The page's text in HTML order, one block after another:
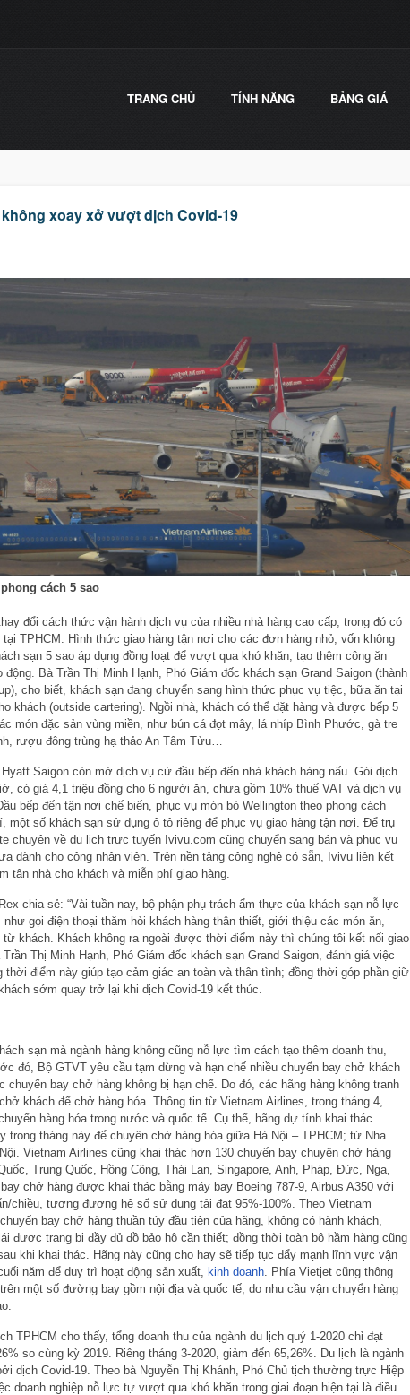
TRANG CHỦ TÍNH NĂNG BẢNG GIÁ
xoay xở vượt dịch Covid-19
cách 5 sao
đổi cách thức vận hành dịch vụ của nhiều nhà hàng cao cấp, trong đó có
tại TPHCM. Hình thức giao hàng tận nơi cho các đơn hàng nhỏ, vốn không
sạn 5 sao áp dụng đồng loạt để vượt qua khó khăn, tạo thêm công ăn
Bà Trần Thị Minh Hạnh, Phó Giám đốc khách sạn Grand Saigon (thành
cho biết, khách sạn đang chuyển sang hình thức phục vụ tiệc, bữa ăn tại
khách (outside cartering). Ngồi nhà, khách có thể đặt hàng và được bếp 5
món đặc sản vùng miền, như bún cá đọt mây, lá nhíp Bình Phước, gà tre
rượu đông trùng hạ thảo An Tâm Tửu…
Saigon còn mở dịch vụ cử đầu bếp đến nhà khách hàng nấu. Gói dịch
có giá 4,1 triệu đồng cho 6 người ăn, chưa gồm 10% thuế VAT và dịch vụ
bếp đến tận nơi chế biến, phục vụ món bò Wellington theo phong cách
một số khách sạn sử dụng ô tô riêng để phục vụ giao hàng tận nơi. Để trụ
chuyên về du lịch trực tuyến Ivivu.com cũng chuyển sang bán và phục vụ
dành cho công nhân viên. Trên nền tảng công nghệ có sẵn, Ivivu liên kết
tận nhà cho khách và miễn phí giao hàng.
chia sẻ: “Vài tuần nay, bộ phận phụ trách ẩm thực của khách sạn nỗ lực
gọi điện thoại thăm hỏi khách hàng thân thiết, giới thiệu các món ăn,
từ khách. Khách không ra ngoài được thời điểm này thì chúng tôi kết nối giao
Thị Minh Hạnh, Phó Giám đốc khách sạn Grand Saigon, đánh giá việc
thời điểm này giúp tạo cảm giác an toàn và thân tình; đồng thời góp phần giữ
sớm quay trở lại khi dịch Covid-19 kết thúc.
sạn mà ngành hàng không cũng nỗ lực tìm cách tạo thêm doanh thu,
đó, Bộ GTVT yêu cầu tạm dừng và hạn chế nhiều chuyến bay chở khách
chuyến bay chở hàng không bị hạn chế. Do đó, các hãng hàng không tranh
khách để chở hàng hóa. Thông tin từ Vietnam Airlines, trong tháng 4,
hàng hóa trong nước và quốc tế. Cụ thể, hãng dự tính khai thác
trong tháng này để chuyên chở hàng hóa giữa Hà Nội – TPHCM; từ Nha
Vietnam Airlines cũng khai thác hơn 130 chuyến bay chuyên chở hàng
Trung Quốc, Hồng Công, Thái Lan, Singapore, Anh, Pháp, Đức, Nga,
chở hàng được khai thác bằng máy bay Boeing 787-9, Airbus A350 với
chiều, tương đương hệ số sử dụng tải đạt 95%-100%. Theo Vietnam
bay chở hàng thuần túy đầu tiên của hãng, không có hành khách,
được trang bị đầy đủ đồ bảo hộ cần thiết; đồng thời toàn bộ hầm hàng cũng
khi khai thác. Hãng này cũng cho hay sẽ tiếp tục đẩy mạnh lĩnh vực vận
năm để duy trì hoạt động sản xuất, kinh doanh . Phía Vietjet cũng thông
một số đường bay gồm nội địa và quốc tế, do nhu cầu vận chuyển hàng
TPHCM cho thấy, tổng doanh thu của ngành du lịch quý 1-2020 chỉ đạt
so cùng kỳ 2019. Riêng tháng 3-2020, giảm đến 65,26%. Du lịch là ngành
dịch Covid-19. Theo bà Nguyễn Thị Khánh, Phó Chủ tịch thường trực Hiệp
doanh nghiệp nỗ lực tự vượt qua khó khăn trong giai đoạn hiện tại là điều